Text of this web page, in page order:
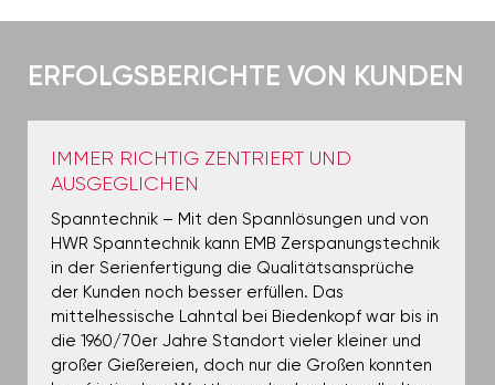
ERFOLGS­BERICHTE VON KUNDEN
IMMER RICHTIG ZENTRIERT UND
AUSGEGLICHEN
Spanntechnik – Mit den Spannlösungen und von
HWR Spanntechnik kann EMB Zerspanungstechnik
in der Serienfertigung die Qualitätsansprüche
der Kunden noch besser erfüllen. Das
mittelhessische Lahntal bei Biedenkopf war bis in
die 1960/70er Jahre Standort vieler kleiner und
großer Gießereien, doch nur die Großen konnten